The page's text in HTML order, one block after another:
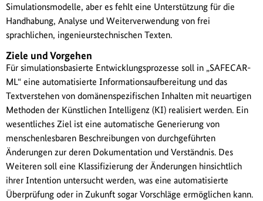
Simulationsmodelle, aber es fehlt eine Unterstützung für die
Handhabung, Analyse und Weiterverwendung von frei
sprachlichen, ingenieurstechnischen Texten.
Ziele und Vorgehen
Für simulationsbasierte Entwicklungsprozesse soll in „SAFECAR-
ML“ eine automatisierte Informationsaufbereitung und das
Textverstehen von domänenspezifischen Inhalten mit neuartigen
Methoden der Künstlichen Intelligenz (KI) realisiert werden. Ein
wesentliches Ziel ist eine automatische Generierung von
menschenlesbaren Beschreibungen von durchgeführten
Änderungen zur deren Dokumentation und Verständnis. Des
Weiteren soll eine Klassifizierung der Änderungen hinsichtlich
ihrer Intention untersucht werden, was eine automatisierte
Überprüfung oder in Zukunft sogar Vorschläge ermöglichen kann.